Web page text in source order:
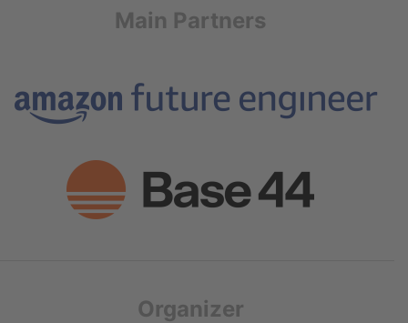
Main Partners
Organizer